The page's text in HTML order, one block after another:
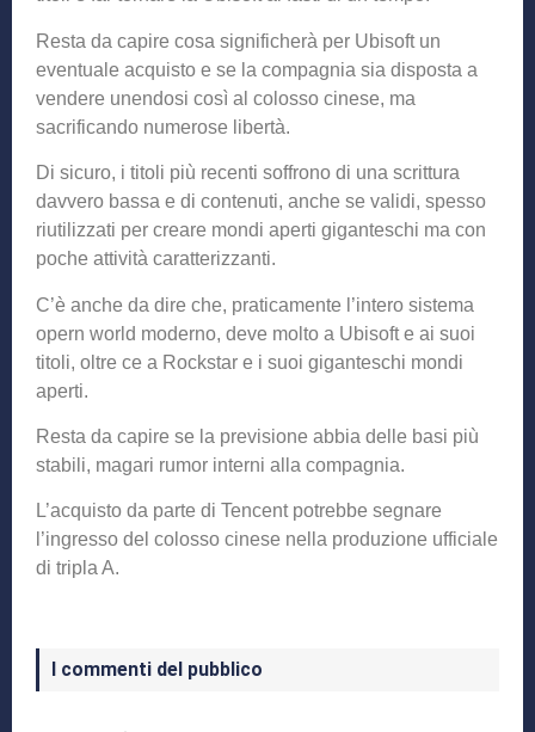
Resta da capire cosa significherà per Ubisoft un
eventuale acquisto e se la compagnia sia disposta a
vendere unendosi così al colosso cinese, ma
sacrificando numerose libertà.
Di sicuro, i titoli più recenti soffrono di una scrittura
davvero bassa e di contenuti, anche se validi, spesso
riutilizzati per creare mondi aperti giganteschi ma con
poche attività caratterizzanti.
C’è anche da dire che, praticamente l’intero sistema
opern world moderno, deve molto a Ubisoft e ai suoi
titoli, oltre ce a Rockstar e i suoi giganteschi mondi
aperti.
Resta da capire se la previsione abbia delle basi più
stabili, magari rumor interni alla compagnia.
L’acquisto da parte di Tencent potrebbe segnare
l’ingresso del colosso cinese nella produzione ufficiale
di tripla A.
I commenti del pubblico